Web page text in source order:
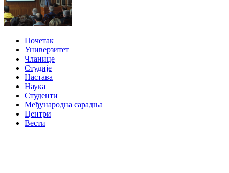
Почетак
Универзитет
Чланице
Студије
Настава
Наука
Студенти
Међународна сарадња
Центри
Вести